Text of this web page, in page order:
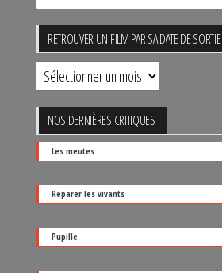
RETROUVER UN FILM PAR SA DATE DE SORTIE
Retrouver
un
film
par
sa
date
de
sortie
NOS DERNIÈRES CRITIQUES
Les meutes
Réparer les vivants
Pupille